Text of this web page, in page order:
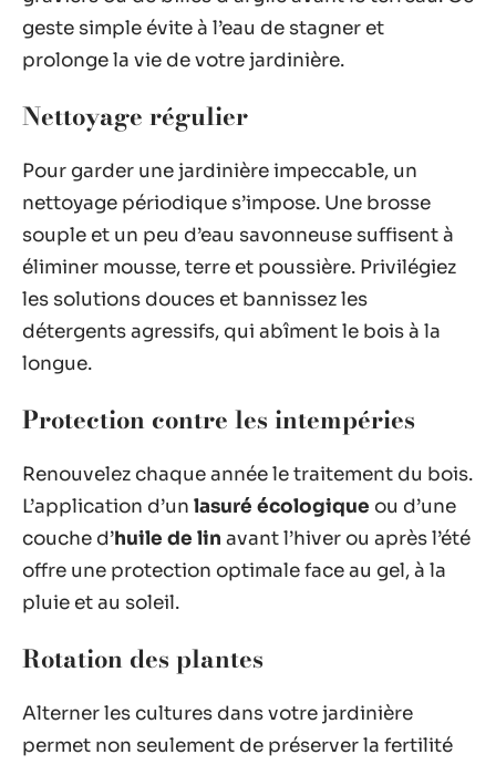
geste simple évite à l’eau de stagner et
prolonge la vie de votre jardinière.
Nettoyage régulier
Pour garder une jardinière impeccable, un
nettoyage périodique s’impose. Une brosse
souple et un peu d’eau savonneuse suffisent à
éliminer mousse, terre et poussière. Privilégiez
les solutions douces et bannissez les
détergents agressifs, qui abîment le bois à la
longue.
Protection contre les intempéries
Renouvelez chaque année le traitement du bois.
L’application d’un lasuré écologique ou d’une
couche d’huile de lin avant l’hiver ou après l’été
offre une protection optimale face au gel, à la
pluie et au soleil.
Rotation des plantes
Alterner les cultures dans votre jardinière
permet non seulement de préserver la fertilité